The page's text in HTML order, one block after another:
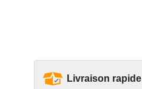
Livraison rapide